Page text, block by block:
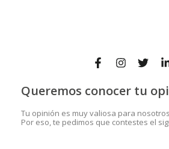
Queremos conocer tu
Tu opinión es muy valiosa para
Por eso, te pedimos que contestes el